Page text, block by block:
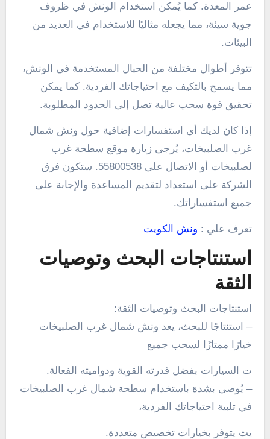
عمر المعدة. كما يُمكن استخدام الونش في ظروف
جوية سيئة، مما يجعله مثاليًا للاستخدام في العديد من
البيئات.
تتوفر أطوال مختلفة من الحبال المستخدمة في الونش،
مما يسمح بالتكيف مع احتياجاتك الفردية. كما يمكن
تحقيق قوة سحب عالية تصل إلى الحدود المطلوبة.
إذا كان لديك أي استفسارات إضافية حول ونش شمال
غرب الصلبيخات، يُرجى زيارة موقع سطحة غرب
لصلبيخات أو الاتصال على 55800538. ستكون فرق
الشركة على استعداد لتقديم المساعدة والإجابة على
جميع استفساراتك.
تعرف علي : ونش الكويت
استنتاجات البحث وتوصيات
الثقة
استنتاجات البحث وتوصيات الثقة:
– استنتاجًا للبحث، يعد ونش شمال غرب الصلبيخات
خيارًا ممتازًا لسحب جميع
ت السيارات بفضل قدرته القوية ودواميته الفعالة.
– يُوصى بشدة باستخدام سطحة شمال غرب الصلبيخات
في تلبية احتياجاتك الفردية،
يث يتوفر بخيارات تخصيص متعددة.